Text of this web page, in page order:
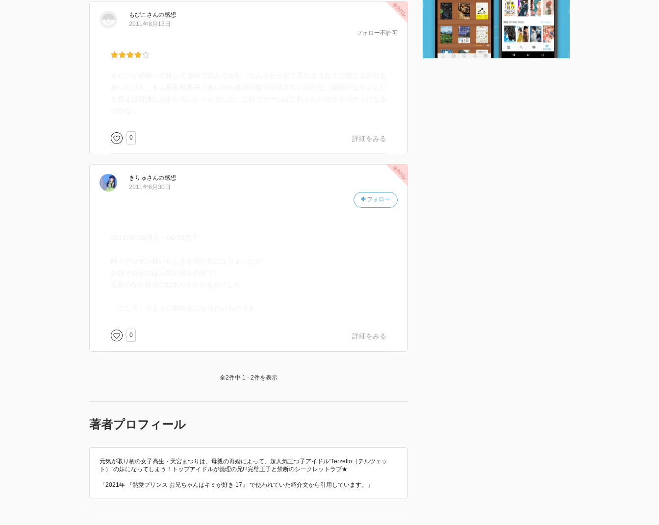
もぴこ さんの感想
フォロー不許可
2011年8月13日
0 詳細をみる
きりゅさんの感想
フォロー
2011年6月30日
0 詳細をみる
全2件中 1 - 2件を表示
著者プロフィール
元気が取り柄の女子高生・天宮まつりは、母親の再婚によって、超人気三つ子アイドル“Terzetto（テルツェッ
ト）”の妹になってしまう！トップアイドルが義理の兄!?完璧王子と禁断のシークレットラブ★
「2021年 『熱愛プリンス お兄ちゃんはキミが好き 17』 で使われていた紹介文から引用しています。」